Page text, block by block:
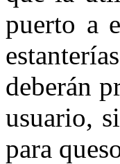
puerto a
deberán
usuario,
para